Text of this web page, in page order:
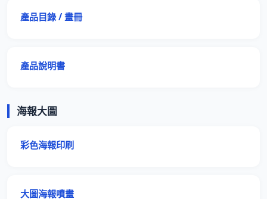
產品目錄 / 畫冊
產品說明書
海報大圖
彩色海報印刷
大圖海報噴畫